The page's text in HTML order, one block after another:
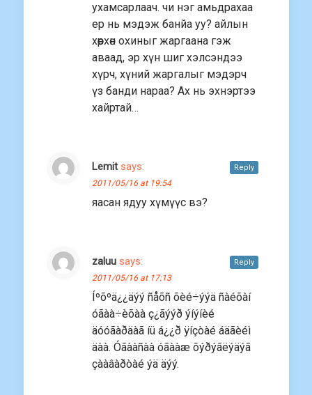
ухамсарлаач. чи нэг амьдрахаа
ер нь мэдэж банйа уу? айлын
хөөрхөн охиныг жаргаана гэж
аваад, эр хүн шиг хэлсэндээ
хүрч, хүний жаргалыг мэдэрч
үз банди нараа? Ах нь эхнэртээ
хайртай…
Lemit says:
2011/05/16 at 19:54
яасан ядуу хүмүүс вэ?
Reply
zaluu says:
2011/05/16 at 17:13
Íºõºä¿¿äýý ñåõñ õèé÷ýýä ñàéõàí
óãàà÷èõàà ç¿ãýýð ýíýíèé
äóóãàðäàã íü á¿¿ð ÿíçòàé áäãèéì
äàà. Óãààñàà óãààæ õýðýãëýäýã
çààâàðòàé ýä äýý.
Reply